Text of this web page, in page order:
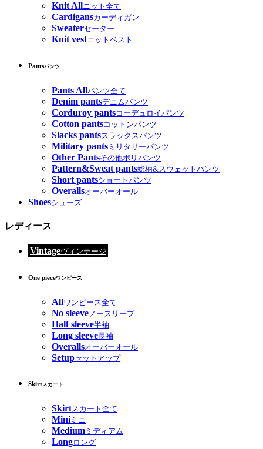
Knit Allニット全て
Cardigansカーディガン
Sweaterセーター
Knit vestニットベスト
Pantsパンツ
Pants Allパンツ全て
Denim pantsデニムパンツ
Corduroy pantsコーデュロイパンツ
Cotton pantsコットンパンツ
Slacks pantsスラックスパンツ
Military pants ミリタリーパンツ
Other Pantsその他ポリパンツ
Pattern&Sweat pants総柄&スウェットパンツ
Short pantsショートパンツ
Overallsオーバーオール
Shoesシューズ
レディース
Vintageヴィンテージ
One pieceワンピース
Allワンピース全て
No sleeve ノースリーブ
Half sleeve半袖
Long sleeve長袖
Overallsオーバーオール
Setupセットアップ
Skirtスカート
Skirtスカート全て
Miniミニ
Medium ミディアム
Longロング